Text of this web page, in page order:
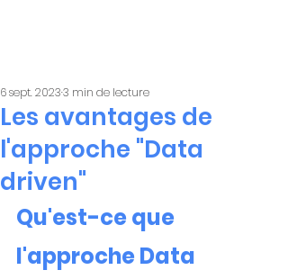
Les avantages de
l'approche "Data
driven"
6 sept. 20233 min de lecture
Qu'est-ce que
l'approche Data